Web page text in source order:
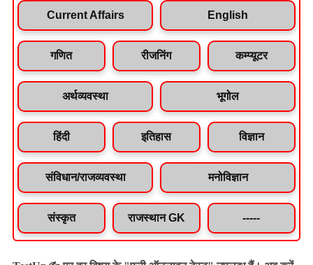
Current Affairs English
गणित रीजनिंग कम्प्यूटर
अर्थव्यवस्था भूगोल
हिंदी इतिहास विज्ञान
संविधान/राजव्यवस्था मनोविज्ञान
संस्कृत राजस्थान GK -----